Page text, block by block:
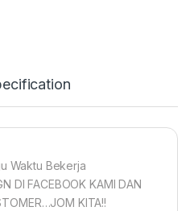
Waktu Bekerja
DI FACEBOOK KAMI DAN
KITA!!